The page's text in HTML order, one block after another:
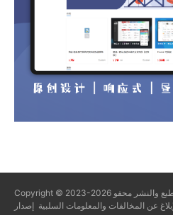
Copyright © 2023-2026 والنشر محفو
إصدار ICP رقم 20251